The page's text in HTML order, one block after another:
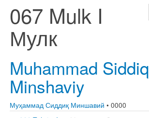
067 Mulk I
Мулк
Muhammad Siddiq
Minshaviy
Муҳаммад Сиддиқ Миншавий • 0000